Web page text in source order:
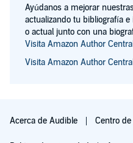
Ayúdanos a mejorar
actualizando tu bibliografía
o actual junto con una
Visita Amazon Author
Visita Amazon Author
Acerca de Audible Centro